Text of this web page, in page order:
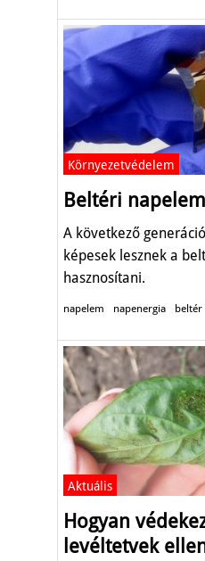
Környezetvédelem
Beltéri
A következő
képesek lesznek a
hasznosítani.
napelem napenergia beltér
Aktuális
Hogyan
levéltetvek